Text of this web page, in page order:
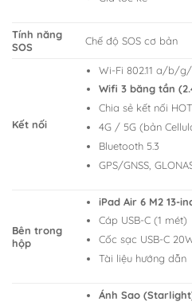
Tính năng
SOS
Chế độ SOS cơ bản
Kết nối
Wi-Fi 802.11 a/b/
Wifi 3 băng tần
Chia sẻ kết nối
4G / 5G (bản
Bluetooth 5.3
GPS/GNSS,
Bên trong
hộp
iPad Air 6 M2 13-
Cáp USB-C (1 mét)
Cốc sạc USB-C
Tài liệu hướng dẫn
Ánh Sao